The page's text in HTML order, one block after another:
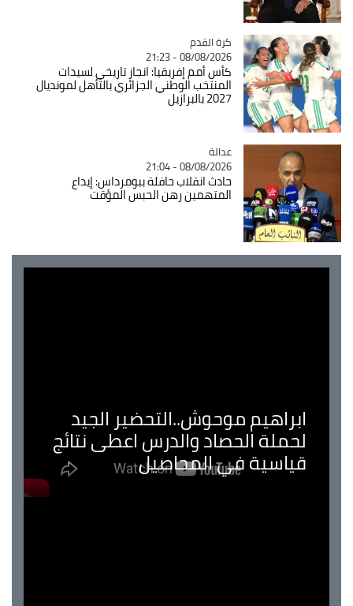
Catégorie
كرة القدم
08/08/2026 - 21:23
كأس أمم إفريقيا: انجاز تاريخي لسيدات
المنتخب الوطني الجزائري بالتأهل لمونديال
2027 بالبرازيل
Catégorie
عدالة
08/08/2026 - 21:04
حادث انقلاب حافلة ببومرداس: إيداع
المتهمين رهن الحبس المؤقت
ابراهيم موحوش..التحضير الجيد
لحملة الحصاد والدرس اعطى نتائج
قياسية في المحاصيل